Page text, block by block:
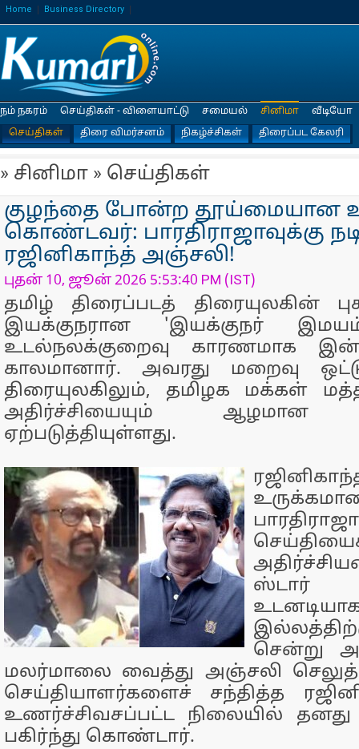
Home Business Directory
நம் நகரம் செய்திகள் - விளையாட்டு சமையல்
சினிமா
செய்திகள்
திரை விமர்சனம் நிகழ்ச்சிகள் திரைப்பட கேலரி
வீடியோ
» சினிமா » செய்திகள்
குழந்தை போன்ற தூய்மையான
கொண்டவர்: பாரதிராஜாவுக்கு
ரஜினிகாந்த் அஞ்சலி!
புதன் 10, ஜூன் 2026 5:53:40 PM (IST)
தமிழ் திரைப்படத் திரையுலகின்
இயக்குநரான 'இயக்குநர்
உடல்நலக்குறைவு காரணமாக
காலமானார். அவரது மறைவு
திரையுலகிலும், தமிழக மக்கள்
அதிர்ச்சியையும் ஆழமான
ஏற்படுத்தியுள்ளது.
ஸ்டார்
சென்று
மலர்மாலை வைத்து அஞ்சலி
செய்தியாளர்களைச் சந்தித்த
உணர்ச்சிவசப்பட்ட நிலையில்
பகிர்ந்து கொண்டார்.